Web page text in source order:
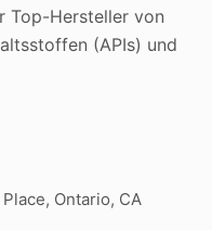
Top-Hersteller von
(APIs) und
Ontario, CA